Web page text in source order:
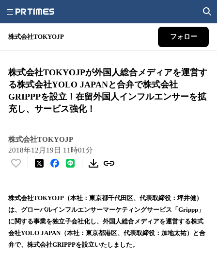
株式会社TOKYOJP フォロー
株式会社TOKYOJPが外国人総合メディアを運営す
る株式会社YOLO JAPANと合弁で株式会社
GRIPPPを設立！在留外国人インフルエンサーを拡
充し、サービス強化！
株式会社TOKYOJP
2018年12月19日 11時01分
い
！
数
を
読
込
株式会社TOKYOJP（本社：東京都千代田区、代表取締役：坪井健）
は、グローバルインフルエンサーマーケティングサービス「Grippp」
に関する事業を独立子会社化し、外国人総合メディアを運営する株式
会社YOLO JAPAN（本社：東京都港区、代表取締役：加地太祐）と合
弁で、株式会社GRIPPPを設立いたしました。